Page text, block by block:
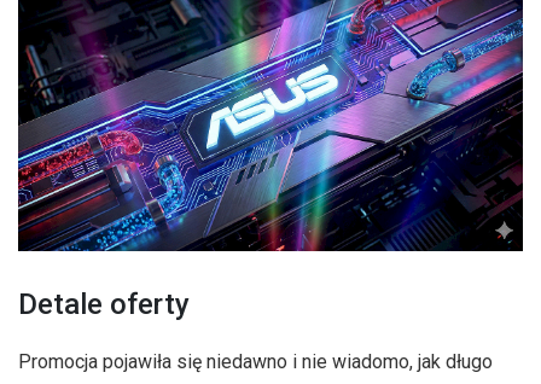
Detale oferty
Promocja pojawiła się niedawno i nie wiadomo, jak długo